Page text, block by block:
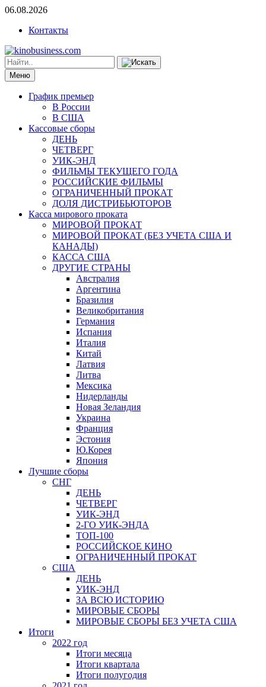
06.08.2026
Контакты
Меню
График премьер
В России
В США
Кассовые сборы
ДЕНЬ
ЧЕТВЕРГ
УИК-ЭНД
ФИЛЬМЫ ТЕКУЩЕГО ГОДА
РОССИЙСКИЕ ФИЛЬМЫ
ОГРАНИЧЕННЫЙ ПРОКАТ
ДОЛЯ ДИСТРИБЬЮТОРОВ
Касса мирового проката
МИРОВОЙ ПРОКАТ
МИРОВОЙ ПРОКАТ (БЕЗ УЧЕТА США И
КАНАДЫ)
КАССА США
ДРУГИЕ СТРАНЫ
Австралия
Аргентина
Бразилия
Великобритания
Германия
Испания
Италия
Китай
Латвия
Литва
Мексика
Нидерланды
Новая Зеландия
Украина
Франция
Эстония
Ю.Корея
Япония
Лучшие сборы
СНГ
ДЕНЬ
ЧЕТВЕРГ
УИК-ЭНД
2-ГО УИК-ЭНДА
ТОП-100
РОССИЙСКОЕ КИНО
ОГРАНИЧЕННЫЙ ПРОКАТ
США
ДЕНЬ
УИК-ЭНД
ЗА ВСЮ ИСТОРИЮ
МИРОВЫЕ СБОРЫ
МИРОВЫЕ СБОРЫ БЕЗ УЧЕТА США
Итоги
2022 год
Итоги месяца
Итоги квартала
Итоги полугодия